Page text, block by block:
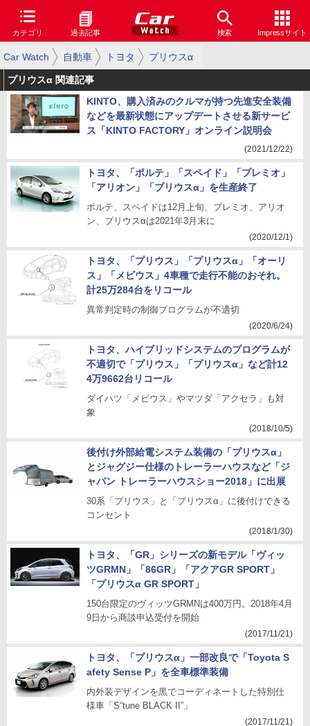
カテゴリ 過去記事 検索 Impressサイト
Car Watch 自動車 トヨタ プリウスα
プリウスα 関連記事
KINTO、購入済みのクルマが持つ先進安全装備
などを最新状態にアップデートさせる新サービ
ス「KINTO FACTORY」オンライン説明会
(2021/12/22)
トヨタ、「ポルテ」「スペイド」「プレミオ」
「アリオン」「プリウスα」を生産終了
ポルテ、スペイドは12月上旬、プレミオ、アリオ
ン、プリウスαは2021年3月末に
(2020/12/1)
トヨタ、「プリウス」「プリウスα」「オーリ
ス」「メビウス」4車種で走行不能のおそれ。
計25万284台をリコール
異常判定時の制御プログラムが不適切
(2020/6/24)
トヨタ、ハイブリッドシステムのプログラムが
不適切で「プリウス」「プリウスα」など計12
4万9662台リコール
ダイハツ「メビウス」やマツダ「アクセラ」も対
象
(2018/10/5)
後付け外部給電システム装備の「プリウスα」
とジャグジー仕様のトレーラーハウスなど「ジ
ャパン トレーラーハウスショー2018」に出展
30系「プリウス」と「プリウスα」に後付けできる
コンセント
(2018/1/30)
トヨタ、「GR」シリーズの新モデル「ヴィッ
ツGRMN」「86GR」「アクアGR SPORT」
「プリウスα GR SPORT」
150台限定のヴィッツGRMNは400万円。2018年4月
9日から商談申込受付を開始
(2017/11/21)
トヨタ、「プリウスα」一部改良で「Toyota S
afety Sense P」を全車標準装備
内外装デザインを黒でコーディネートした特別仕
様車「S“tune BLACK II”」
(2017/11/21)